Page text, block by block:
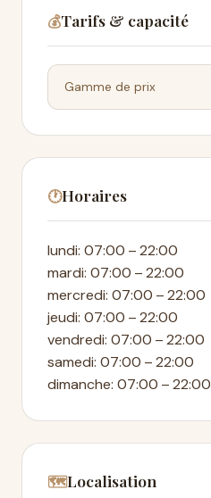
💰Tarifs & capacité
Gamme de prix
🕐Horaires
lundi: 07:00 – 22:00
mardi: 07:00 – 22:00
mercredi: 07:00 – 22:00
jeudi: 07:00 – 22:00
vendredi: 07:00 – 22:00
samedi: 07:00 – 22:00
dimanche: 07:00 – 22:00
🗺️Localisation